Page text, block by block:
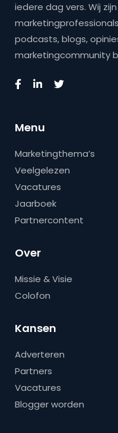
iedere dag vers. Wij
podcasts, blogs,
marketingcommunity
Menu
Marketingthema’s
Veelgelezen
Vacatures
Jaarboek
Partnercontent
Over
Missie & Visie
Colofon
Kansen
Adverteren
Partners
Vacatures
Blogger worden